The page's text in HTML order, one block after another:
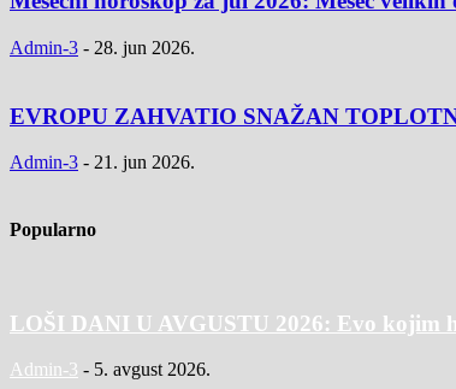
Admin-3 - 28. jun 2026.
EVROPU ZAHVATIO SNAŽAN
Admin-3 - 21. jun 2026.
Popularno
LOŠI DANI U AVGUSTU 2026: Evo kojim
Admin-3 - 5. avgust 2026.